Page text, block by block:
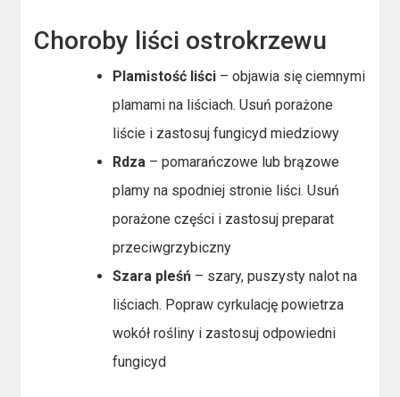
Choroby liści ostrokrzewu
Plamistość liści – objawia się ciemnymi
plamami na liściach. Usuń porażone
liście i zastosuj fungicyd miedziowy
Rdza – pomarańczowe lub brązowe
plamy na spodniej stronie liści. Usuń
porażone części i zastosuj preparat
przeciwgrzybiczny
Szara pleśń – szary, puszysty nalot na
liściach. Popraw cyrkulację powietrza
wokół rośliny i zastosuj odpowiedni
fungicyd